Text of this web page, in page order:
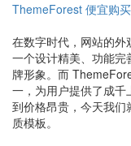
ThemeForest 便宜购买
在数字时代，网站的外
一个设计精美、功能
牌形象。而
一，为用户提供了成
到价格昂贵，今天我
质模板。